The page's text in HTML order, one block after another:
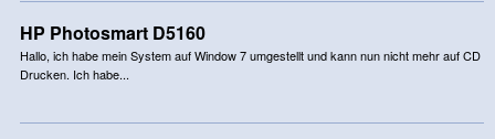
HP Photosmart D5160
Hallo, ich habe mein System auf Window 7 umgestellt und kann nun nicht mehr auf CD
Drucken. Ich habe...